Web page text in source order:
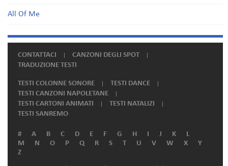
All Of Me
CONTATTACI
CANZONI DEGLI SPOT
TRADUZIONE TESTI
TESTI COLONNE SONORE
TESTI DANCE
TESTI CANZONI NAPOLETANE
TESTI CARTONI ANIMATI
TESTI NATALIZI
TESTI SANREMO
# A B C D E F G H I J K
L
M
N O P Q R S T U V W X
Y
Z